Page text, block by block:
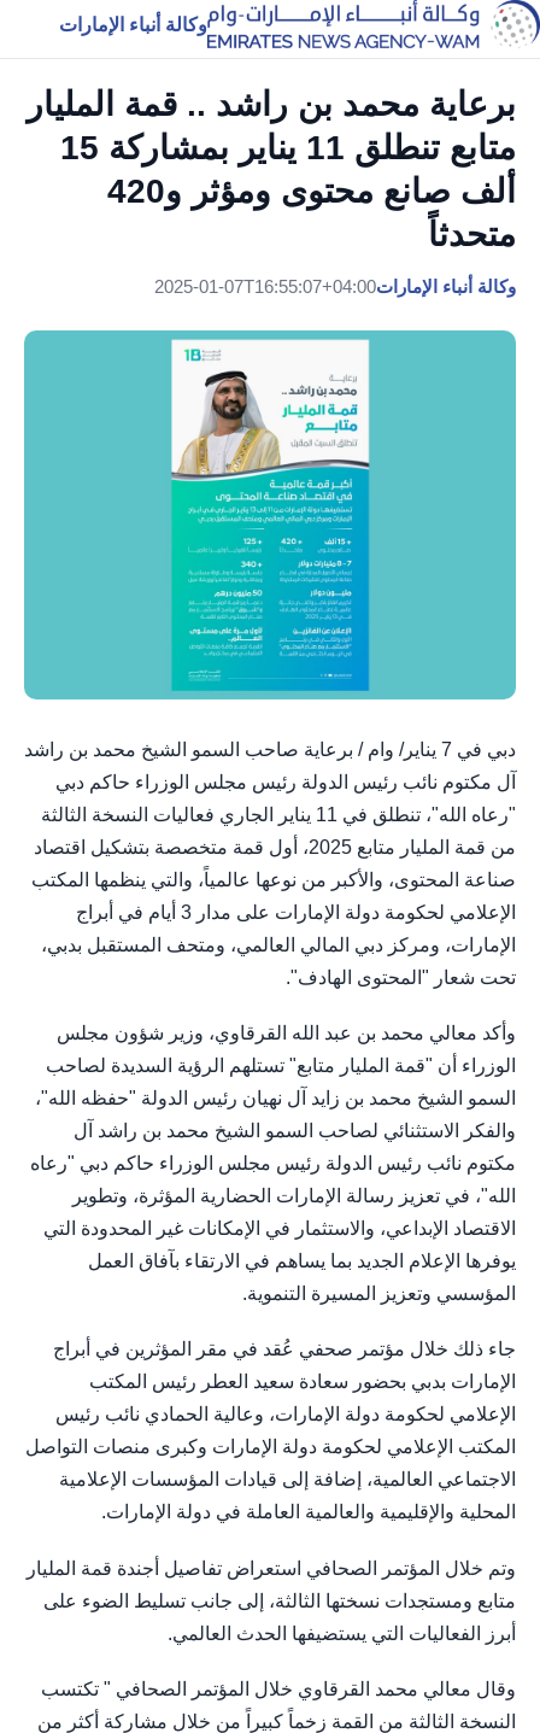
وكالة أنباء الإمارات
برعاية محمد بن راشد .. قمة المليار
متابع تنطلق 11 يناير بمشاركة 15
ألف صانع محتوى ومؤثر و420
متحدثاً
وكالة أنباء الإمارات2025-01-07T16:55:07+04:00
دبي في 7 يناير/ وام / برعاية صاحب السمو الشيخ محمد بن راشد
آل مكتوم نائب رئيس الدولة رئيس مجلس الوزراء حاكم دبي
"رعاه الله"، تنطلق في 11 يناير الجاري فعاليات النسخة الثالثة
من قمة المليار متابع 2025، أول قمة متخصصة بتشكيل اقتصاد
صناعة المحتوى، والأكبر من نوعها عالمياً، والتي ينظمها المكتب
الإعلامي لحكومة دولة الإمارات على مدار 3 أيام في أبراج
الإمارات، ومركز دبي المالي العالمي، ومتحف المستقبل بدبي،
تحت شعار "المحتوى الهادف".
وأكد معالي محمد بن عبد الله القرقاوي، وزير شؤون مجلس
الوزراء أن "قمة المليار متابع" تستلهم الرؤية السديدة لصاحب
السمو الشيخ محمد بن زايد آل نهيان رئيس الدولة "حفظه الله"،
والفكر الاستثنائي لصاحب السمو الشيخ محمد بن راشد آل
مكتوم نائب رئيس الدولة رئيس مجلس الوزراء حاكم دبي "رعاه
الله"، في تعزيز رسالة الإمارات الحضارية المؤثرة، وتطوير
الاقتصاد الإبداعي، والاستثمار في الإمكانات غير المحدودة التي
يوفرها الإعلام الجديد بما يساهم في الارتقاء بآفاق العمل
المؤسسي وتعزيز المسيرة التنموية.
جاء ذلك خلال مؤتمر صحفي عُقد في مقر المؤثرين في أبراج
الإمارات بدبي بحضور سعادة سعيد العطر رئيس المكتب
الإعلامي لحكومة دولة الإمارات، وعالية الحمادي نائب رئيس
المكتب الإعلامي لحكومة دولة الإمارات وكبرى منصات التواصل
الاجتماعي العالمية، إضافة إلى قيادات المؤسسات الإعلامية
المحلية والإقليمية والعالمية العاملة في دولة الإمارات.
وتم خلال المؤتمر الصحافي استعراض تفاصيل أجندة قمة المليار
متابع ومستجدات نسختها الثالثة، إلى جانب تسليط الضوء على
أبرز الفعاليات التي يستضيفها الحدث العالمي.
وقال معالي محمد القرقاوي خلال المؤتمر الصحافي " تكتسب
النسخة الثالثة من القمة زخماً كبيراً من خلال مشاركة أكثر من